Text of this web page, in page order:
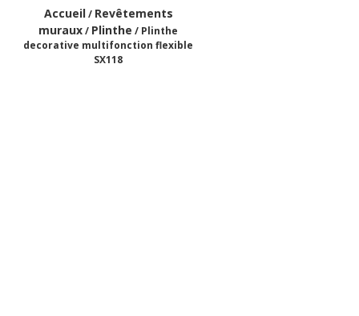
Accueil / Revêtements
muraux/ Plinthe / Plinthe
decorative multifonction flexible
SX118